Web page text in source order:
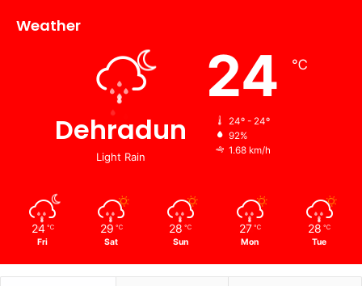
Weather
Dehradun
Light Rain
24 ℃
24º - 24º
92%
1.68 km/h
24 ℃
Fri
29 ℃
Sat
28 ℃
Sun
27 ℃
Mon
28 ℃
Tue